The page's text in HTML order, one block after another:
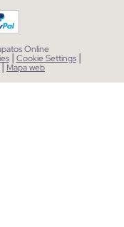
Online
| Cookie Settings |
| Mapa web